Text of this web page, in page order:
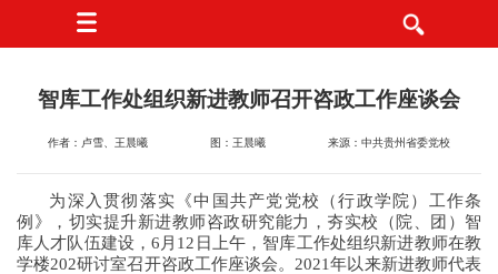
智库工作处组织新进教师召开咨政工作座谈会
作者：卢雪、王晨曦 图：王晨曦 来源：中共贵州省委党校
为深入贯彻落实《中国共产党党校（行政学院）工作条
例》，切实提升新进教师咨政研究能力，夯实校（院、团）智
库人才队伍建设，6月12日上午，智库工作处组织新进教师在教
学楼202研讨室召开咨政工作座谈会。2021年以来新进教师代表